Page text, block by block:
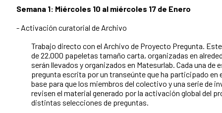
Semana 1: Miércoles 10 al miércoles 17 de Enero
- Activación curatorial de Archivo
Trabajo directo con el Archivo de Proyecto Pregunta.
de 22.000 papeletas tamaño carta, organizadas en
serán llevados y organizados en Matesurlab. Cada una
pregunta escrita por un transeúnte que ha participado en
base para que los miembros del colectivo y una serie de
revisen el material generado por la activación global del
distintas selecciones de preguntas.